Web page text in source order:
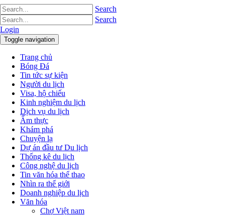
Search
Search
Login
Toggle navigation
Trang chủ
Bóng Đá
Tin tức sự kiện
Người du lịch
Visa, hộ chiếu
Kinh nghiệm du lịch
Dịch vụ du lịch
Ẩm thực
Khám phá
Chuyện lạ
Dự án đầu tư Du lịch
Thống kê du lịch
Công nghệ du lịch
Tin văn hóa thể thao
Nhìn ra thế giới
Doanh nghiệp du lịch
Văn hóa
Chợ Việt nam